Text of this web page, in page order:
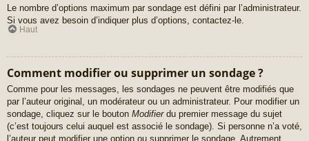
Le nombre d’options maximum par sondage est défini par l’administrateur.
Si vous avez besoin d’indiquer plus d’options, contactez-le.
Haut
Comment modifier ou supprimer un sondage ?
Comme pour les messages, les sondages ne peuvent être modifiés que
par l’auteur original, un modérateur ou un administrateur. Pour modifier un
sondage, cliquez sur le bouton Modifierdu premier message du sujet
(c’est toujours celui auquel est associé le sondage). Si personne n’a voté,
l’auteur peut modifier une option ou supprimer le sondage. Autrement,